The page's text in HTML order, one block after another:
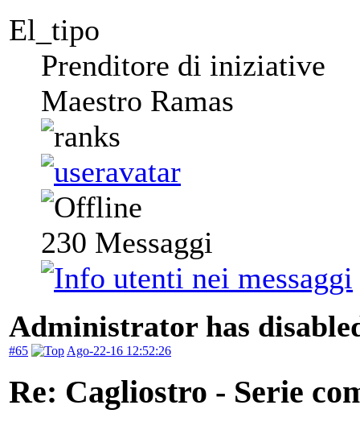
El_tipo
Prenditore di iniziative
Maestro Ramas
230 Messaggi
Administrator has
#65 Ago-22-16 12:52:26
Re: Cagliostro - Serie